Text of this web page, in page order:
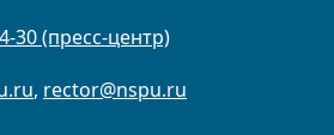
30 (пресс-центр)
, rector@nspu.ru